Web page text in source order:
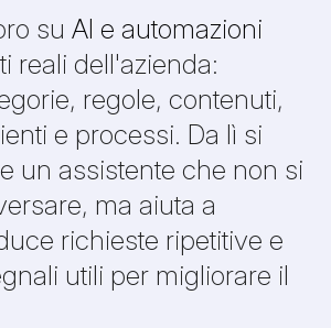
suAI e automazioni
reali dell'azienda:
regole, contenuti,
e processi. Da lì si
un assistente che non si
ma aiuta a
richieste ripetitive e
utili per migliorare il